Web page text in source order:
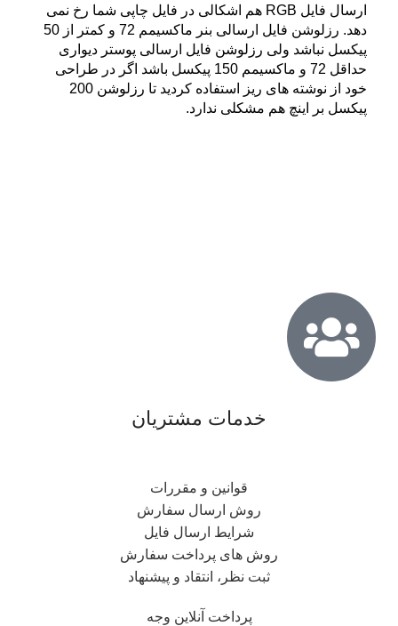
ارسال فایل RGB هم اشکالی در فایل چاپی شما رخ نمی
دهد. رزلوشن فایل ارسالی بنر ماکسیمم 72 و کمتر از 50
پیکسل نباشد ولی رزلوشن فایل ارسالی پوستر دیواری
حداقل 72 و ماکسیمم 150 پیکسل باشد اگر در طراحی
خود از نوشته های ریز استفاده کردید تا رزلوشن 200
پیکسل بر اینچ هم مشکلی ندارد.
خدمات مشتریان
قوانین و مقررات
روش ارسال سفارش
شرایط ارسال فایل
روش های پرداخت سفارش
ثبت نظر، انتقاد و پیشنهاد
پرداخت آنلاین وجه